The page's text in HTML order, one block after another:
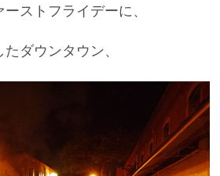
ストフライデーに、
ダウンタウン、